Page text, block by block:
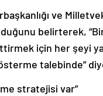
ve
belirterek,
için her şeyi
talebinde”
stratejisi var”